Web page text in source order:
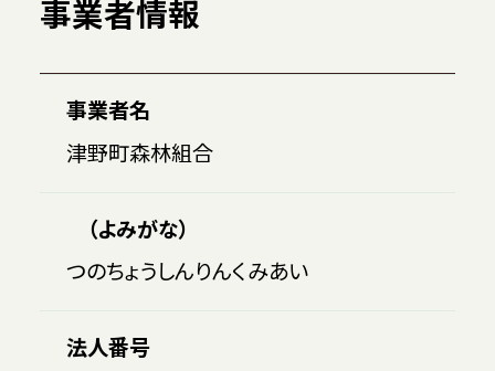
事業者情報
事業者名
津野町森林組合
（よみがな）
つのちょうしんりんくみあい
法人番号